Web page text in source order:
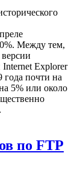
Между тем,
Internet Explorer
года почти на
5% или около
по FTP